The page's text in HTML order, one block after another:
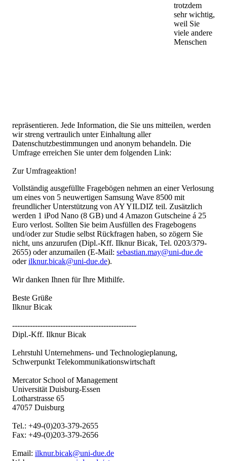
trotzdem
sehr wichtig,
weil Sie
viele andere
Menschen
repräsentieren. Jede Information, die Sie uns mitteilen, werden
wir streng vertraulich unter Einhaltung aller
Datenschutzbestimmungen und anonym behandeln. Die
Umfrage erreichen Sie unter dem folgenden Link:
Zur Umfrageaktion!
Vollständig ausgefüllte Fragebögen nehmen an einer Verlosung
um eines von 5 neuwertigen Samsung Wave 8500 mit
freundlicher Unterstützung von AY YILDIZ teil. Zusätzlich
werden 1 iPod Nano (8 GB) und 4 Amazon Gutscheine á 25
Euro verlost. Sollten Sie beim Ausfüllen des Fragebogens
und/oder zur Studie selbst Rückfragen haben, so zögern Sie
nicht, uns anzurufen (Dipl.-Kff. Ilknur Bicak, Tel. 0203/379-
2655) oder anzumailen (E-Mail: sebastian.may@uni-due.de
oderilknur.bicak@uni-due.de).
Wir danken Ihnen für Ihre Mithilfe.
Beste Grüße
Ilknur Bicak
-------------------------------------------------
Dipl.-Kff. Ilknur Bicak
Lehrstuhl Unternehmens- und Technologieplanung,
Schwerpunkt Telekommunikationswirtschaft
Mercator School of Management
Universität Duisburg-Essen
Lotharstrasse 65
47057 Duisburg
Tel.: +49-(0)203-379-2655
Fax: +49-(0)203-379-2656
Email: ilknur.bicak@uni-due.de